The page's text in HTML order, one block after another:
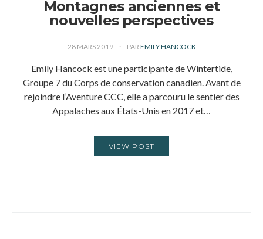
Montagnes anciennes et
nouvelles perspectives
28 MARS 2019 PAREMILY HANCOCK
Emily Hancock est une participante de Wintertide,
Groupe 7 du Corps de conservation canadien. Avant de
rejoindre l’Aventure CCC, elle a parcouru le sentier des
Appalaches aux États-Unis en 2017 et…
VIEW POST